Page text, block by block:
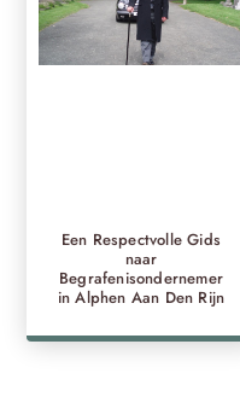
Een Respectvolle Gids
naar
Begrafenisondernemer
in Alphen Aan Den Rijn